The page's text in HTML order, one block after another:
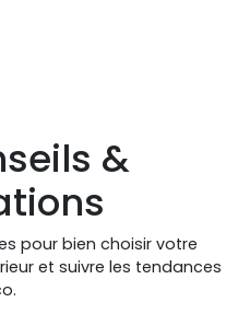
&
pour bien choisir votre
et suivre les tendances